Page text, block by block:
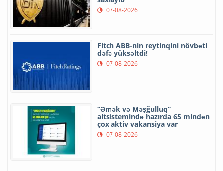
07-08-2026
Fitch ABB-nin reytinqini növbəti
dəfə yüksəltdi!
07-08-2026
“Əmək və Məşğulluq”
altsistemində hazırda 65 mindən
çox aktiv vakansiya var
07-08-2026